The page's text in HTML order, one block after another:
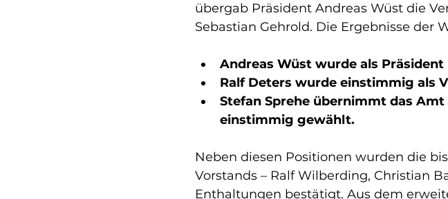
übergab Präsident Andreas Wüst die
Sebastian Gehrold. Die Ergebnisse der
Andreas Wüst wurde als
Ralf Deters wurde einstimmig als
Stefan Sprehe übernimmt das
einstimmig gewählt.
Neben diesen Positionen wurden die
Vorstands – Ralf Wilberding, Christian
Enthaltungen bestätigt. Aus dem